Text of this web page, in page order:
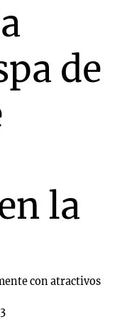
de
la
con atractivos